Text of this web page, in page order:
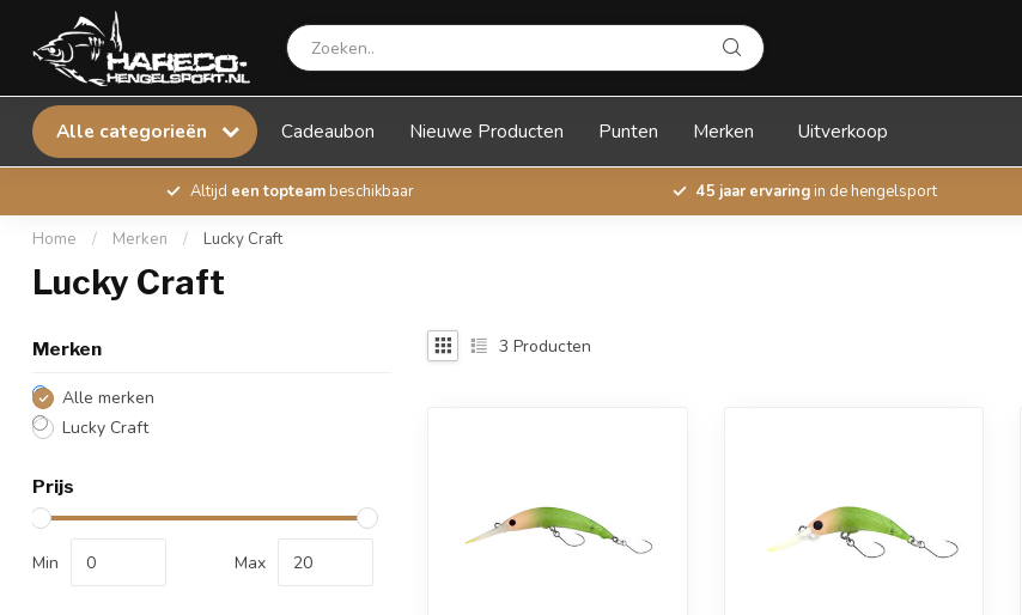
Alle categorieën Cadeaubon Nieuwe Producten Punten Merken Uitverkoop
Altijd een topteambeschikbaar 45 jaar ervaringin de hengelsport
Home / Merken / Lucky Craft
Lucky Craft
Merken
Alle merken
Lucky Craft
Prijs
Min Max
3 Producten